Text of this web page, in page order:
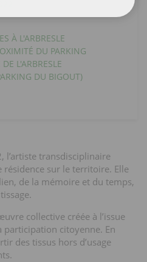
À L'ARBRESLE
DU PARKING
L'ARBRESLE
DU BIGOUT)
l’artiste transdisciplinaire
résidence sur le territoire. Elle
de la mémoire et du temps,
collective créée à l’issue
participation citoyenne. En
des tissus hors d’usage